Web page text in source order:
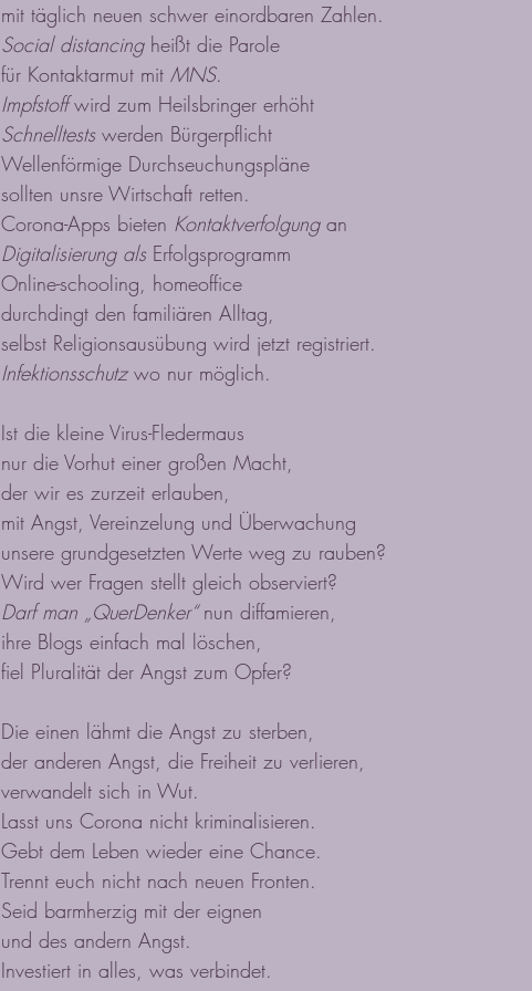
mit täglich neuen schwer einordbaren Zahlen.
Social distancing heißt die Parole
für Kontaktarmut mit MNS.
Impfstoff wird zum Heilsbringer erhöht
Schnelltests werden Bürgerpflicht
Wellenförmige Durchseuchungspläne
sollten unsre Wirtschaft retten.
Corona-Apps bieten Kontaktverfolgung an
Digitalisierung als Erfolgsprogramm
Online-schooling, homeoffice
durchdingt den familiären Alltag,
selbst Religionsausübung wird jetzt registriert.
Infektionsschutz wo nur möglich.
Ist die kleine Virus-Fledermaus
nur die Vorhut einer großen Macht,
der wir es zurzeit erlauben,
mit Angst, Vereinzelung und Überwachung
unsere grundgesetzten Werte weg zu rauben?
Wird wer Fragen stellt gleich observiert?
Darf man „QuerDenker“ nun diffamieren,
ihre Blogs einfach mal löschen,
fiel Pluralität der Angst zum Opfer?
Die einen lähmt die Angst zu sterben,
der anderen Angst, die Freiheit zu verlieren,
verwandelt sich in Wut.
Lasst uns Corona nicht kriminalisieren.
Gebt dem Leben wieder eine Chance.
Trennt euch nicht nach neuen Fronten.
Seid barmherzig mit der eignen
und des andern Angst.
Investiert in alles, was verbindet.